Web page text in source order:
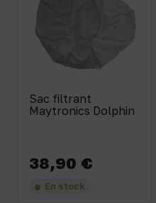
Sac filtrant
Maytronics Dolphin
Prix
38,90 €
En stock